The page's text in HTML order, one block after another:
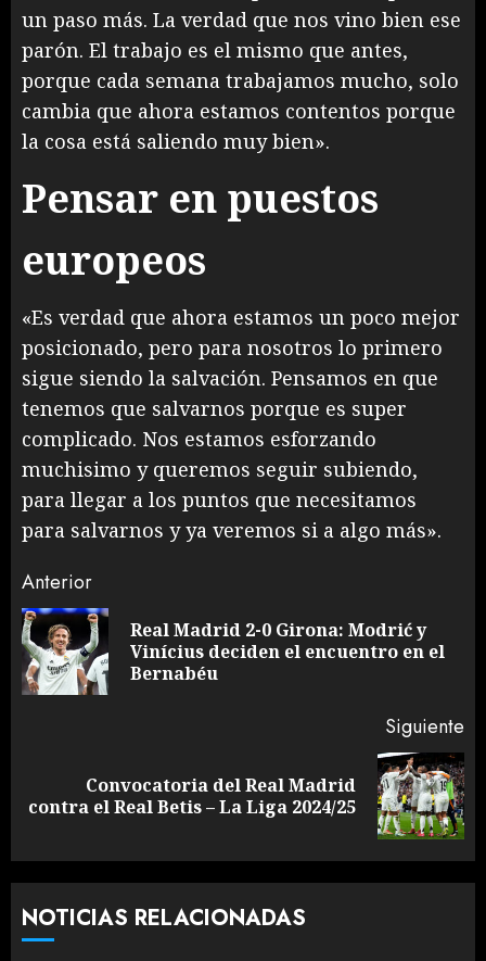
un paso más. La verdad que nos vino bien ese
parón. El trabajo es el mismo que antes,
porque cada semana trabajamos mucho, solo
cambia que ahora estamos contentos porque
la cosa está saliendo muy bien».
Pensar en puestos
europeos
«Es verdad que ahora estamos un poco mejor
posicionado, pero para nosotros lo primero
sigue siendo la salvación. Pensamos en que
tenemos que salvarnos porque es super
complicado. Nos estamos esforzando
muchisimo y queremos seguir subiendo,
para llegar a los puntos que necesitamos
para salvarnos y ya veremos si a algo más».
Sigue
leyendo
Anterior
Real Madrid 2-0 Girona: Modrić y
Vinícius deciden el encuentro en el
Bernabéu
Siguiente
Siguiente
entrada:
Convocatoria del Real Madrid
contra el Real Betis – La Liga 2024/25
NOTICIAS RELACIONADAS